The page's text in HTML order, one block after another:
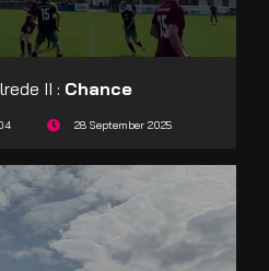
II : Chance
28 September 2025